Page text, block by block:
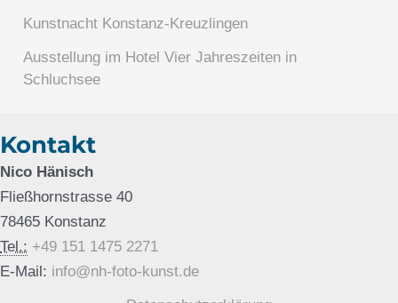
Kunstnacht Konstanz-Kreuzlingen
Ausstellung im Hotel Vier Jahreszeiten in
Schluchsee
Kontakt
Nico Hänisch
Fließhornstrasse 40
78465 Konstanz
Tel.: +49 151 1475 2271
E-Mail: info@nh-foto-kunst.de